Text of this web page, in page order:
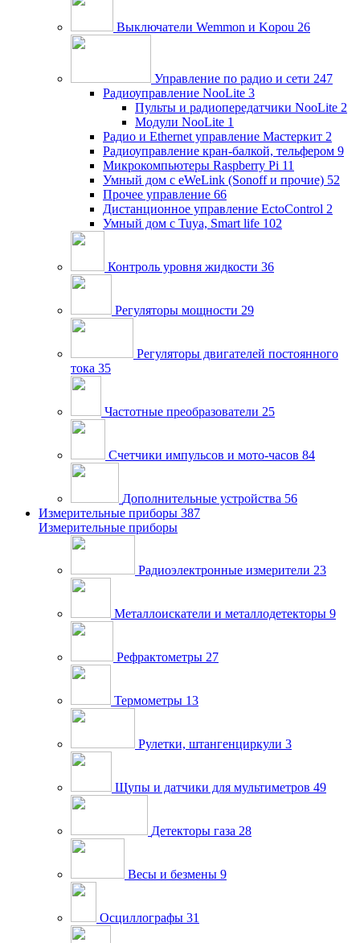
Выключатели Wemmon и Kopou 26
Управление по радио и сети 247
Радиоуправление NooLite 3
Пульты и радиопередатчики NooLite 2
Модули NooLite 1
Радио и Ethernet управление Мастеркит 2
Радиоуправление кран-балкой, тельфером 9
Микрокомпьютеры Raspberry Pi 11
Умный дом c eWeLink (Sonoff и прочие) 52
Прочее управление 66
Дистанционное управление EctoControl 2
Умный дом с Tuya, Smart life 102
Контроль уровня жидкости 36
Регуляторы мощности 29
Регуляторы двигателей постоянного
тока 35
Частотные преобразователи 25
Счетчики импульсов и мото-часов 84
Дополнительные устройства 56
Измерительные приборы 387
Измерительные приборы
Радиоэлектронные измерители 23
Металлоискатели и металлодетекторы 9
Рефрактометры 27
Термометры 13
Рулетки, штангенциркули 3
Щупы и датчики для мультиметров 49
Детекторы газа 28
Весы и безмены 9
Осциллографы 31